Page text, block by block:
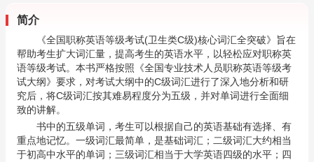
简介
《全国职称英语等级考试(卫生类C级)核心词汇全突破》旨在
帮助考生扩大词汇量，提高考生的英语水平，以轻松应对职称英
语等级考试。本书严格按照《全国专业技术人员职称英语等级考
试大纲》要求，对考试大纲中的C级词汇进行了深入地分析和研
究后，将C级词汇按其难易程度分为五级，并对单词进行全面细
致的讲解。
书中的五级单词，考生可以根据自己的英语基础有选择、有
重点地记忆。一级词汇最简单，是基础词汇；二级词汇大约相当
于初高中水平的单词；三级词汇相当于大学英语四级的水平；四